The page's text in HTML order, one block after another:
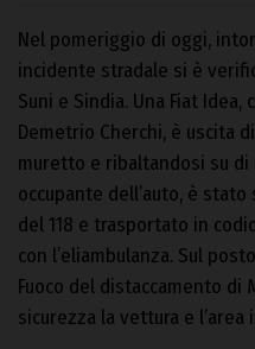
Nel pomeriggio di oggi,
incidente stradale si è
Suni e Sindia. Una Fiat Idea,
Demetrio Cherchi, è uscita
muretto e ribaltandosi su di
occupante dell’auto, è
del 118 e trasportato in
con l’eliambulanza. Sul
Fuoco del distaccamento di
sicurezza la vettura e